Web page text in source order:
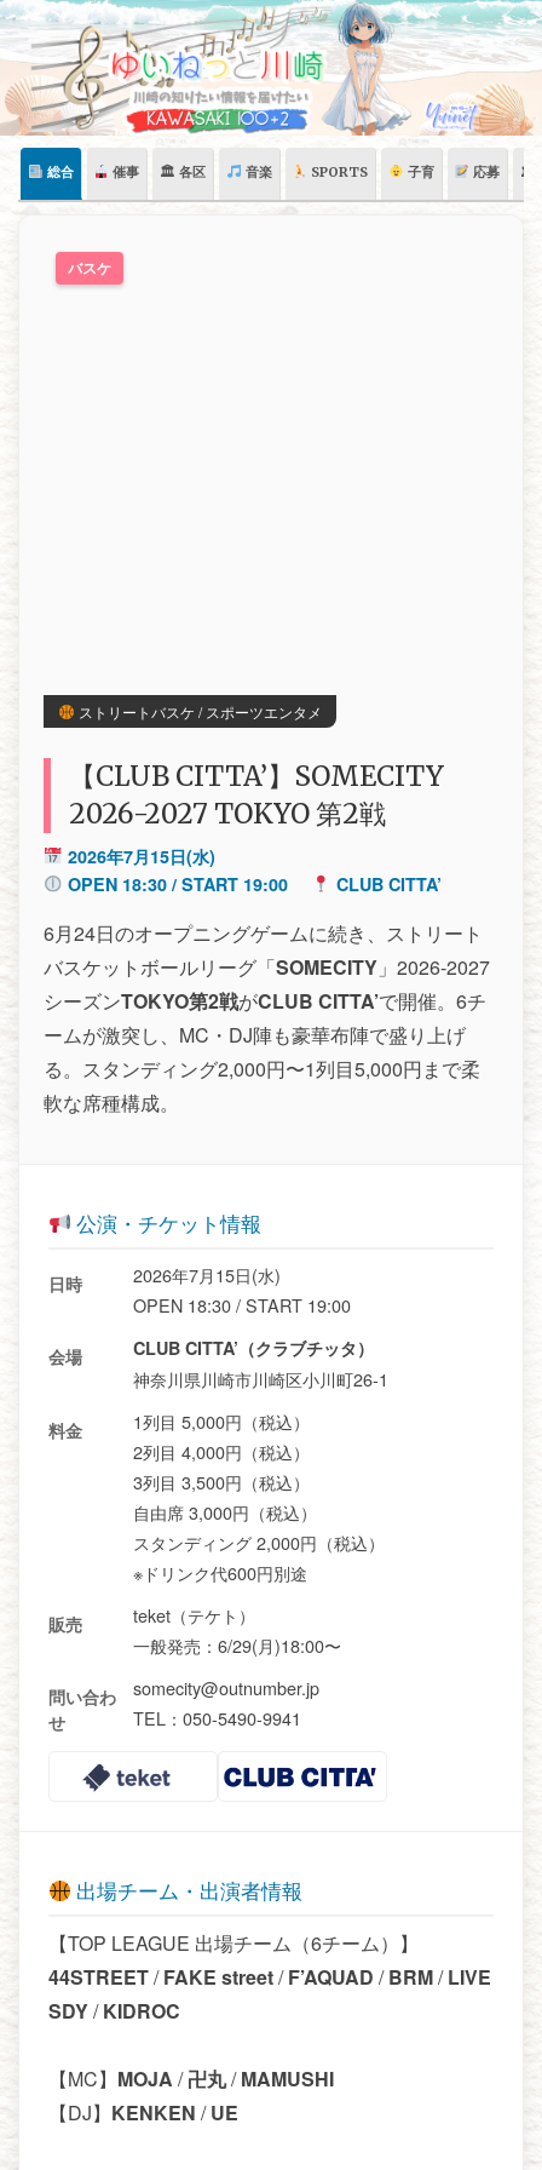
Skip
content
総合 催事 🏛 各区 音楽 SPORTS 子育 応募 🏛
バスケ
ストリートバスケ / スポーツエンタメ
【CLUB CITTA’】SOMECITY
2026-2027 TOKYO 第2戦
2026年7月15日(水)
OPEN 18:30 / START 19:00
CLUB CITTA’
6月24日のオープニングゲームに続き、ストリート
バスケットボールリーグ「SOMECITY 」2026-2027
シーズンTOKYO第2戦がCLUB CITTA’で開催。6チ
ームが激突し、MC・DJ陣も豪華布陣で盛り上げ
る。スタンディング2,000円〜1列目5,000円まで柔
軟な席種構成。
公演・チケット情報
日時
2026年7月15日(水)
OPEN 18:30 / START 19:00
会場 CLUB CITTA’（クラブチッタ）
神奈川県川崎市川崎区小川町26-1
料金
1列目 5,000円（税込）
2列目 4,000円（税込）
3列目 3,500円（税込）
自由席 3,000円（税込）
スタンディング 2,000円（税込）
※ドリンク代600円別途
販売
teket（テケト）
一般発売：6/29(月)18:00〜
問い合わ
せ
somecity@outnumber.jp
TEL：050-5490-9941
出場チーム・出演者情報
【TOP LEAGUE 出場チーム（6チーム）】
44STREET/FAKE street/F’AQUAD /BRM/LIVE
SDY/KIDROC
【MC】 MOJA /卍丸/MAMUSHI
【DJ】 KENKEN /UE